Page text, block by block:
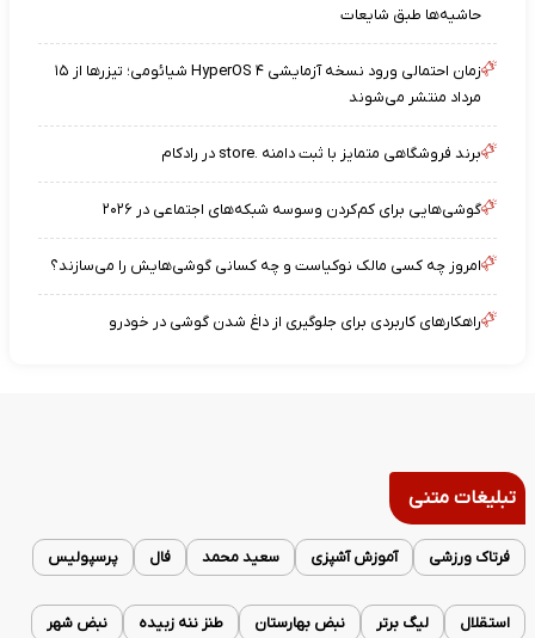
حاشیه‌ها طبق شایعات
زمان احتمالی ورود نسخه آزمایشی HyperOS ۴ شیائومی؛ تیزرها از ۱۵
مرداد منتشر می‌شوند
برند فروشگاهی متمایز با ثبت دامنه .store در رادکام
گوشی‌هایی برای کم‌کردن وسوسه شبکه‌های اجتماعی در ۲۰۲۶
امروز چه کسی مالک نوکیاست و چه کسانی گوشی‌هایش را می‌سازند؟
راهکارهای کاربردی برای جلوگیری از داغ شدن گوشی در خودرو
تبلیغات متنی
فرتاک ورزشی آموزش آشپزی سعید محمد فال پرسپولیس
استقلال لیگ برتر نبض بهارستان طنز ننه زبیده نبض شهر